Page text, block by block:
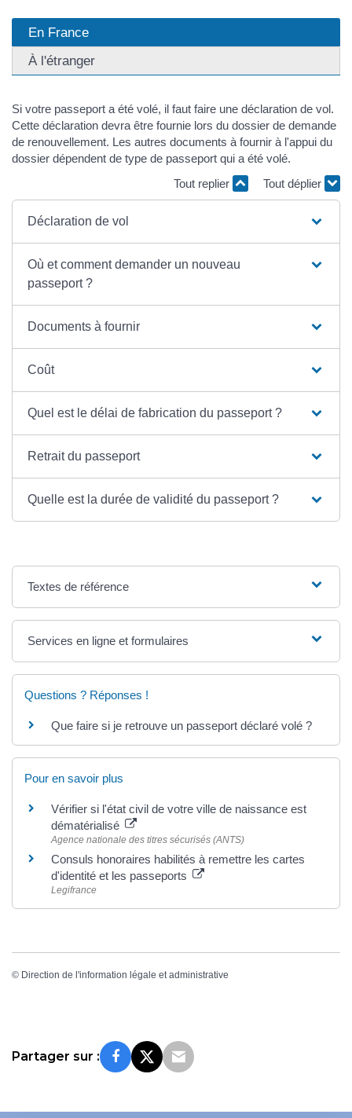
En France
À l'étranger
Si votre passeport a été volé, il faut faire une déclaration de vol.
Cette déclaration devra être fournie lors du dossier de demande
de renouvellement. Les autres documents à fournir à l'appui du
dossier dépendent de type de passeport qui a été volé.
Tout replier
Tout déplier
Déclaration de vol
Où et comment demander un nouveau
passeport ?
Documents à fournir
Coût
Quel est le délai de fabrication du passeport ?
Retrait du passeport
Quelle est la durée de validité du passeport ?
Textes de référence
Services en ligne et formulaires
Questions ? Réponses !
Que faire si je retrouve un passeport déclaré volé ?
Pour en savoir plus
Vérifier si l'état civil de votre ville de naissance est
dématérialisé
Agence nationale des titres sécurisés (ANTS)
Consuls honoraires habilités à remettre les cartes
d'identité et les passeports
Legifrance
© Direction de l'information légale et administrative
Partager sur :